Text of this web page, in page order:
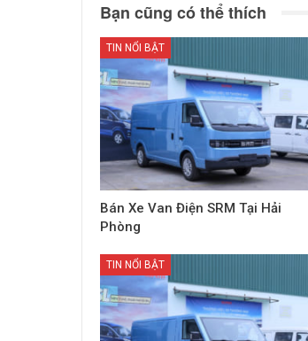
Bạn cũng có thể thích
TIN NỔI BẬT
Bán Xe Van Điện SRM Tại Hải
Phòng
TIN NỔI BẬT